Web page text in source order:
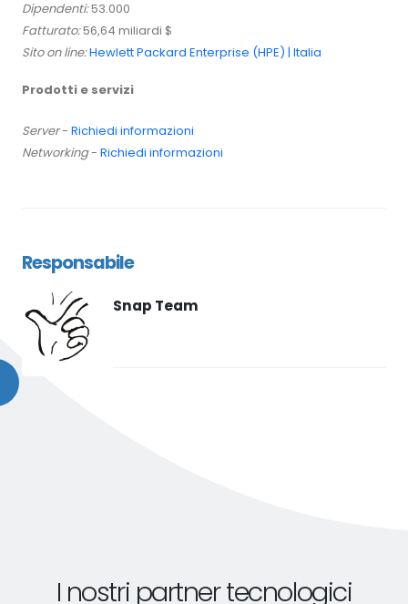
Dipendenti:53.000
Fatturato:56,64 miliardi $
Sito on line:Hewlett Packard Enterprise (HPE) | Italia
Prodotti e servizi
Server- Richiedi informazioni
Networking- Richiedi informazioni
Responsabile
Snap Team
I nostri partner tecnologici